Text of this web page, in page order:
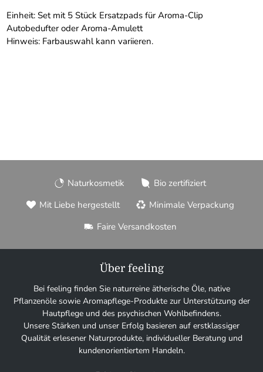
Einheit: Set mit 5 Stück Ersatzpads für Aroma-Clip
Autobedufter oder Aroma-Amulett
Hinweis: Farbauswahl kann variieren.
Naturkosmetik
Bio zertifiziert
Mit Liebe hergestellt
Minimale Verpackung
Faire Versandkosten
Über feeling
Bei feeling finden Sie naturreine ätherische Öle, native
Pflanzenöle sowie Aromapflege-Produkte zur Unterstützung der
Hautpflege und des psychischen Wohlbefindens.
Unsere Stärken und unser Erfolg basieren auf erstklassiger
Qualität erlesener Naturprodukte, individueller Beratung und
kundenorientiertem Handeln.